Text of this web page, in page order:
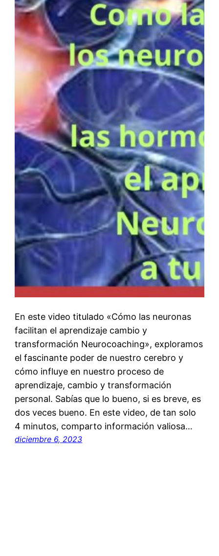
En este video titulado «Cómo las neuronas
facilitan el aprendizaje cambio y
transformación Neurocoaching», exploramos
el fascinante poder de nuestro cerebro y
cómo influye en nuestro proceso de
aprendizaje, cambio y transformación
personal. Sabías que lo bueno, si es breve, es
dos veces bueno. En este video, de tan solo
4 minutos, comparto información valiosa…
diciembre 6, 2023